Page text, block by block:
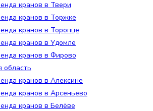
кранов в Твери
кранов в Торжке
кранов в Торопце
кранов в Удомле
кранов в Фирово
область
кранов в Алексине
кранов в Арсеньево
кранов в Белёве